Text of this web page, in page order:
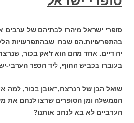
סופרי ישראל מיהרו לבתיהם של ערבים
בהתפרעויות.הם שכחו שבהתפרעויות
יהודיים. אחד מהם הוא ז'אק בכור,
בעוברו בכביש החוף, ליד הכפר הערבי-
שואל הבן של הנרצח,ראובן בכור, למה
הממשלה ומן הסופרים שרצו לנחם את
הערביים לא בא לנחם אותנו?